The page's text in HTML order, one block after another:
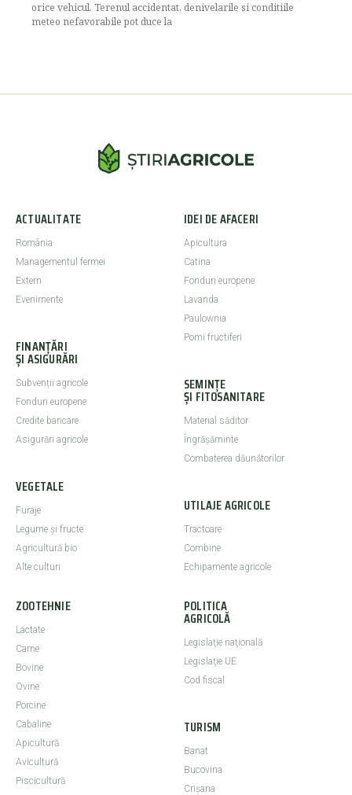
orice vehicul. Terenul accidentat, denivelarile si conditiile
meteo nefavorabile pot duce la
ACTUALITATE
România
Managementul fermei
Extern
Evenimente
FINANȚĂRI
ȘI ASIGURĂRI
Subvenții agricole
Fonduri europene
Credite bancare
Asigurări agricole
VEGETALE
Furaje
Legume şi fructe
Agricultură bio
Alte culturi
IDEI DE AFACERI
Apicultura
Catina
Fonduri europene
Lavanda
Paulownia
Pomi fructiferi
SEMINȚE
ȘI FITOSANITARE
Material săditor
Îngrășăminte
Combaterea dăunătorilor
UTILAJE AGRICOLE
Tractoare
Combine
Echipamente agricole
ZOOTEHNIE
Lactate
Carne
Bovine
Ovine
Porcine
Cabaline
Apicultură
Avicultură
Piscicultură
POLITICA
AGRICOLĂ
Legislaţie naţională
Legislaţie UE
Cod fiscal
TURISM
Banat
Bucovina
Crişana